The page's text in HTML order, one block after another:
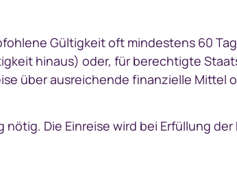
Gültigkeit oft mindestens 60
hinaus) oder, für berechtigte
über ausreichende finanzielle
nötig. Die Einreise wird bei Erfüllung